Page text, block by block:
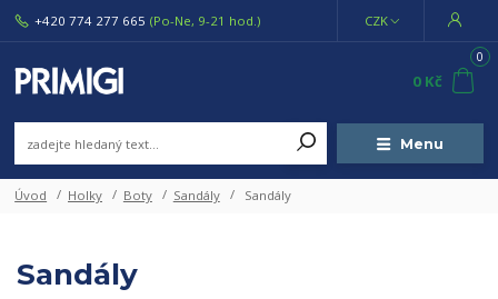
Menu
CZK
+420 774 277 665 (Po-Ne, 9-21 hod.)
0
0 Kč
Úvod Holky Boty Sandály Sandály
Sandály